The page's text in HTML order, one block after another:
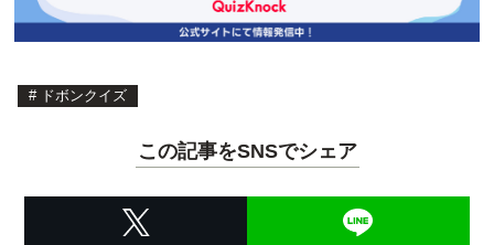
# ドボンクイズ
この記事をSNSでシェア